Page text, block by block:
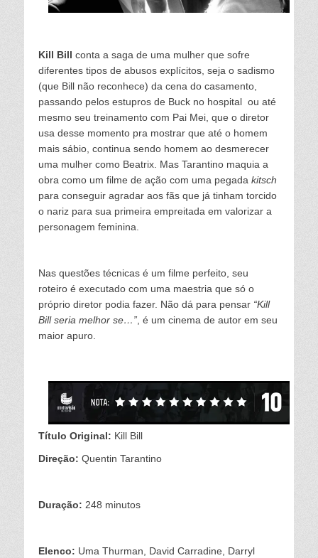
Kill Bill conta a saga de uma mulher que sofre
diferentes tipos de abusos explícitos, seja o sadismo
(que Bill não reconhece) da cena do casamento,
passando pelos estupros de Buck no hospital ou até
mesmo seu treinamento com Pai Mei, que o diretor
usa desse momento pra mostrar que até o homem
mais sábio, continua sendo homem ao desmerecer
uma mulher como Beatrix. Mas Tarantino maquia a
obra como um filme de ação com uma pegada kitsch
para conseguir agradar aos fãs que já tinham torcido
o nariz para sua primeira empreitada em valorizar a
personagem feminina.
Nas questões técnicas é um filme perfeito, seu
roteiro é executado com uma maestria que só o
próprio diretor podia fazer. Não dá para pensar “Kill
Bill seria melhor se…” , é um cinema de autor em seu
maior apuro.
Título Original: Kill Bill
Direção: Quentin Tarantino
Duração: 248 minutos
Elenco: Uma Thurman, David Carradine, Darryl